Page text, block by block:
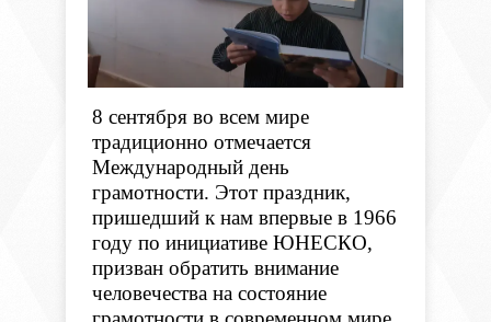
8 сентября во всем мире
традиционно отмечается
Международный день
грамотности. Этот праздник,
пришедший к нам впервые в 1966
году по инициативе ЮНЕСКО,
призван обратить внимание
человечества на состояние